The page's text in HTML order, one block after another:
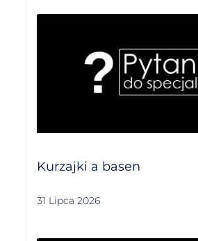
Kurzajki a basen
31 Lipca 2026